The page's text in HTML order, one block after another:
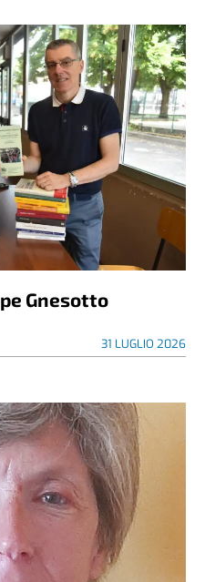
Gnesotto
31 LUGLIO 2026